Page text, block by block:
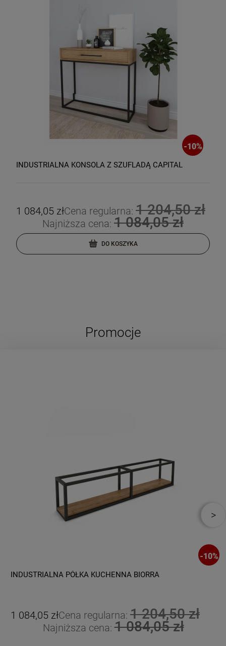
-10%
INDUSTRIALNA KONSOLA Z SZUFLADĄ CAPITAL
1 084,05 złCena regularna: 1 204,50 zł
Najniższa cena: 1 084,05 zł
DO KOSZYKA
Promocje
-10%
INDUSTRIALNA PÓŁKA KUCHENNA BIORRA
1 084,05 złCena regularna: 1 204,50 zł
Najniższa cena:1 084,05 zł